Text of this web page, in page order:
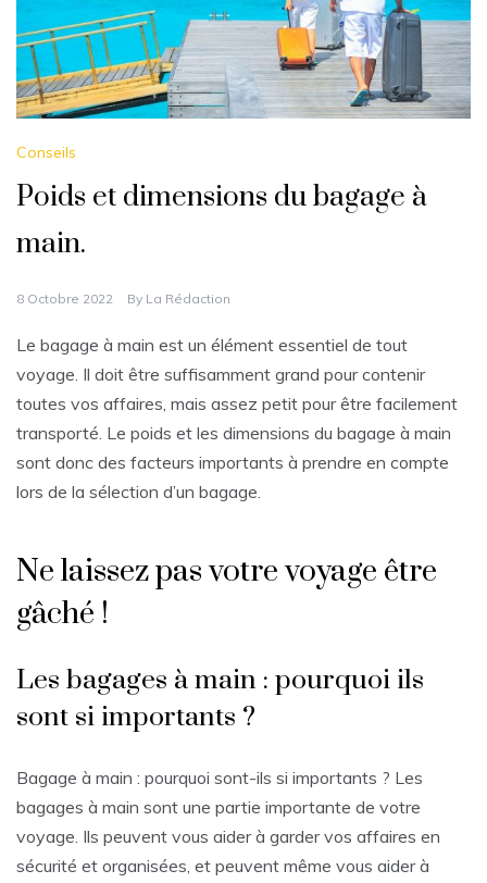
Conseils
Poids et dimensions du bagage à
main.
8 Octobre 2022 By La Rédaction
Le bagage à main est un élément essentiel de tout
voyage. Il doit être suffisamment grand pour contenir
toutes vos affaires, mais assez petit pour être facilement
transporté. Le poids et les dimensions du bagage à main
sont donc des facteurs importants à prendre en compte
lors de la sélection d’un bagage.
Ne laissez pas votre voyage être
gâché !
Les bagages à main : pourquoi ils
sont si importants ?
Bagage à main : pourquoi sont-ils si importants ? Les
bagages à main sont une partie importante de votre
voyage. Ils peuvent vous aider à garder vos affaires en
sécurité et organisées, et peuvent même vous aider à